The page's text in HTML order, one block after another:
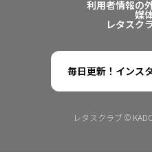
利用者情報の
媒
レタスク
毎日更新！インス
レタスクラブ ©